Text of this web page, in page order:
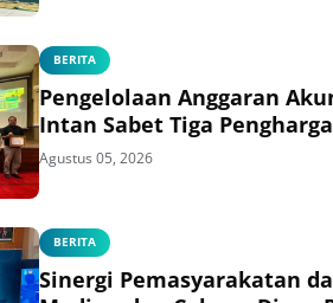
BERITA
Pengelolaan Anggaran
Intan Sabet Tiga
Agustus 05, 2026
BERITA
Sinergi Pemasyarakatan